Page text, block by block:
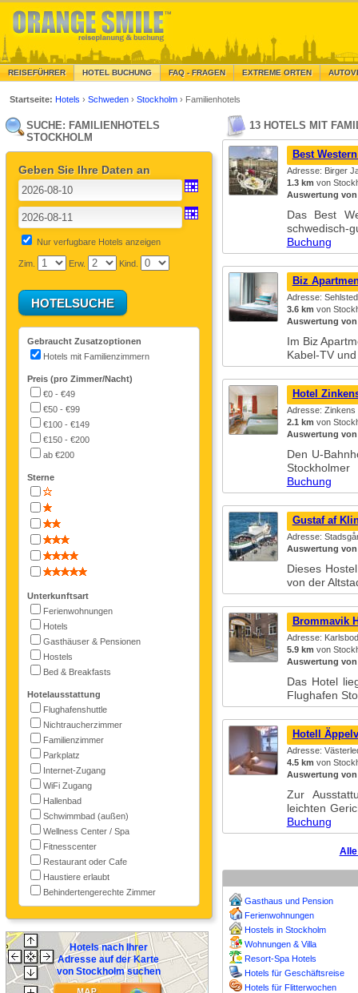
REISEFÜHRER HOTEL BUCHUNG FAQ - FRAGEN EXTREME ORTEN
Startseite:Hotels›Schweden›Stockholm› Familienhotels
SUCHE: FAMILIENHOTELS
STOCKHOLM
Geben Sie Ihre Daten an
Nur verfugbare Hotels anzeigen
Zim. Erw. Kind.
Gebraucht Zusatzoptionen
Hotels mit Familienzimmern
Preis (pro Zimmer/Nacht)
€0 - €49
€50 - €99
€100 - €149
€150 - €200
ab €200
Sterne
Unterkunftsart
Ferienwohnungen
Hotels
Gasthäuser & Pensionen
Hostels
Bed & Breakfasts
Hotelausstattung
Flughafenshuttle
Nichtraucherzimmer
Familienzimmer
Parkplatz
Internet-Zugang
WiFi Zugang
Hallenbad
Schwimmbad (außen)
Wellness Center / Spa
Fitnesscenter
Restaurant oder Cafe
Haustiere erlaubt
Behindertengerechte Zimmer
Hotels nach Ihrer
Adresse auf der Karte
von Stockholm suchen
13 HOTELS MIT
Best
Adresse: Birger
1.3 km von
Auswertung
Das Best
Buchung
Biz
Adresse:
3.6 km von
Auswertung
Im Biz
Kabel-TV
Hotel
Adresse: Zinkens
2.1 km von
Auswertung
Den U-
Buchung
Gustaf af
Adresse:
Auswertung
Dieses
von der
Brommavik
Adresse:
5.9 km von
Auswertung
Das Hotel
Flughafen
Hotell
Adresse:
4.5 km von
Auswertung
Zur
leichten
Buchung
Gasthaus und Pension
Ferienwohnungen
Hostels in Stockholm
Wohnungen & Villa
Resort-Spa Hotels
Hotels für Geschäftsreise
Hotels für Flitterwochen